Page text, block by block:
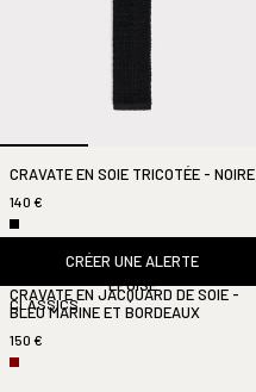
CRAVATE EN SOIE TRICOTÉE - NOIRE
140 €
ÉPUISÉ
CRÉER UNE ALERTE
CLASSICS
CRAVATE EN JACQUARD DE SOIE -
BLEU MARINE ET BORDEAUX
150 €